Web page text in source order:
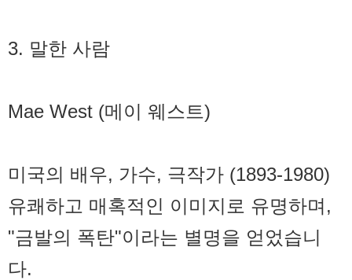
3. 말한 사람
Mae West (메이 웨스트)
미국의 배우, 가수, 극작가 (1893-1980)
유쾌하고 매혹적인 이미지로 유명하며,
"금발의 폭탄"이라는 별명을 얻었습니
다.